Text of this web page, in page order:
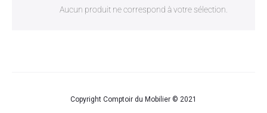
Aucun produit ne correspond à votre sélection.
Copyright Comptoir du Mobilier © 2021